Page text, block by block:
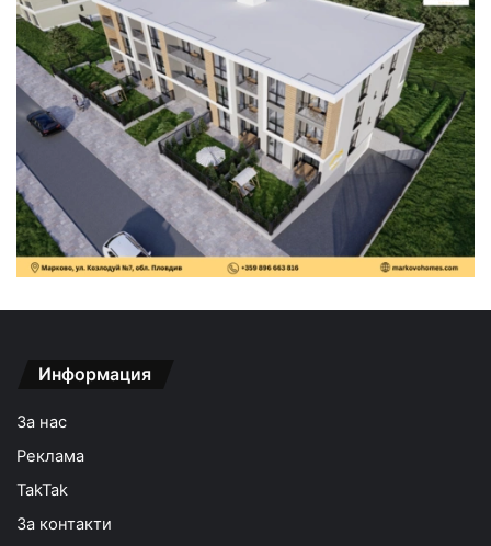
Информация
За нас
Реклама
TakTak
За контакти